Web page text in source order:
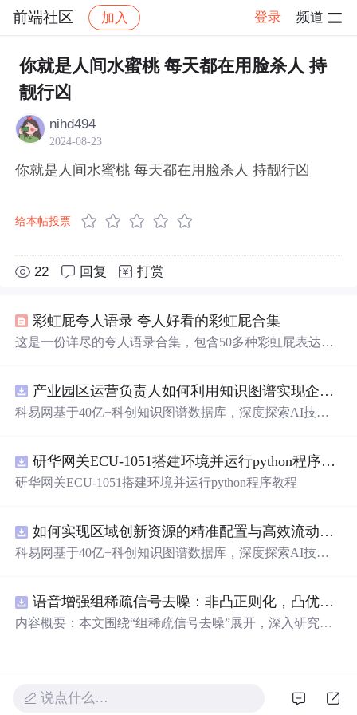
前端社区 加入 登录 频道
社区 前端社区 感慨 帖子详情
你就是人间水蜜桃 每天都在用脸杀人 持
靓行凶
nihd494
2024-08-23
你就是人间水蜜桃 每天都在用脸杀人 持靓行凶
给本帖投票
22 回复 打赏
彩虹屁夸人语录 夸人好看的彩虹屁合集
这是一份详尽的夸人语录合集，包含50多种彩虹屁表达方
余。
产业园区运营负责人如何利用知识图谱实现企业精准对接与协同？.docx
科易网基于40亿+科创知识图谱数据库，深度探索AI技术
新领域的AI+数智化解决方案，推动科技创新与产业创新
智能化发展。
研华网关ECU-1051搭建环境并运行python程序教程
研华网关ECU-1051搭建环境并运行python程序教程
如何实现区域创新资源的精准配置与高效流动？.docx
科易网基于40亿+科创知识图谱数据库，深度探索AI技术
新领域的AI+数智化解决方案，推动科技创新与产业创新
智能化发展。
语音增强组稀疏信号去噪：非凸正则化，凸优化研究（Matlab代码实现）
内容概要：本文围绕“组稀疏信号去噪”展开，深入研究了
实际应用中实现更优的去噪性能。研究采用组稀疏建模范
式，将信号按子带或时频块进行分组，以更好地保留信号
说点什么…